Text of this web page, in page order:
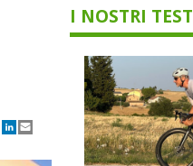
I NOSTRI TEST